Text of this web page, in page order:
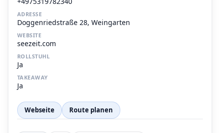
ADRESSE
Doggenriedstraße 28, Weingarten
WEBSITE
seezeit.com
ROLLSTUHL
Ja
TAKEAWAY
Ja
Webseite Route planen